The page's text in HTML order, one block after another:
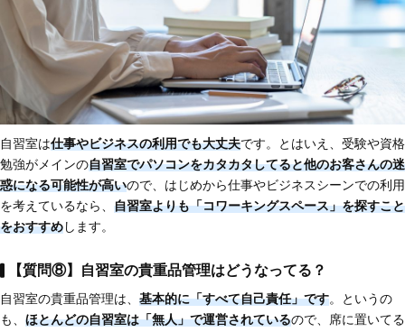
自習室は仕事やビジネスの利用でも大丈夫です。とはいえ、受験や資格
勉強がメインの自習室でパソコンをカタカタしてると他のお客さんの迷
惑になる可能性が高いので、はじめから仕事やビジネスシーンでの利用
を考えているなら、 自習室よりも「コワーキングスペース」を探すこと
をおすすめします。
【質問⑧】自習室の貴重品管理はどうなってる？
自習室の貴重品管理は、 基本的に「すべて自己責任」です。というの
も、 ほとんどの自習室は「無人」で運営されているので、席に置いてる